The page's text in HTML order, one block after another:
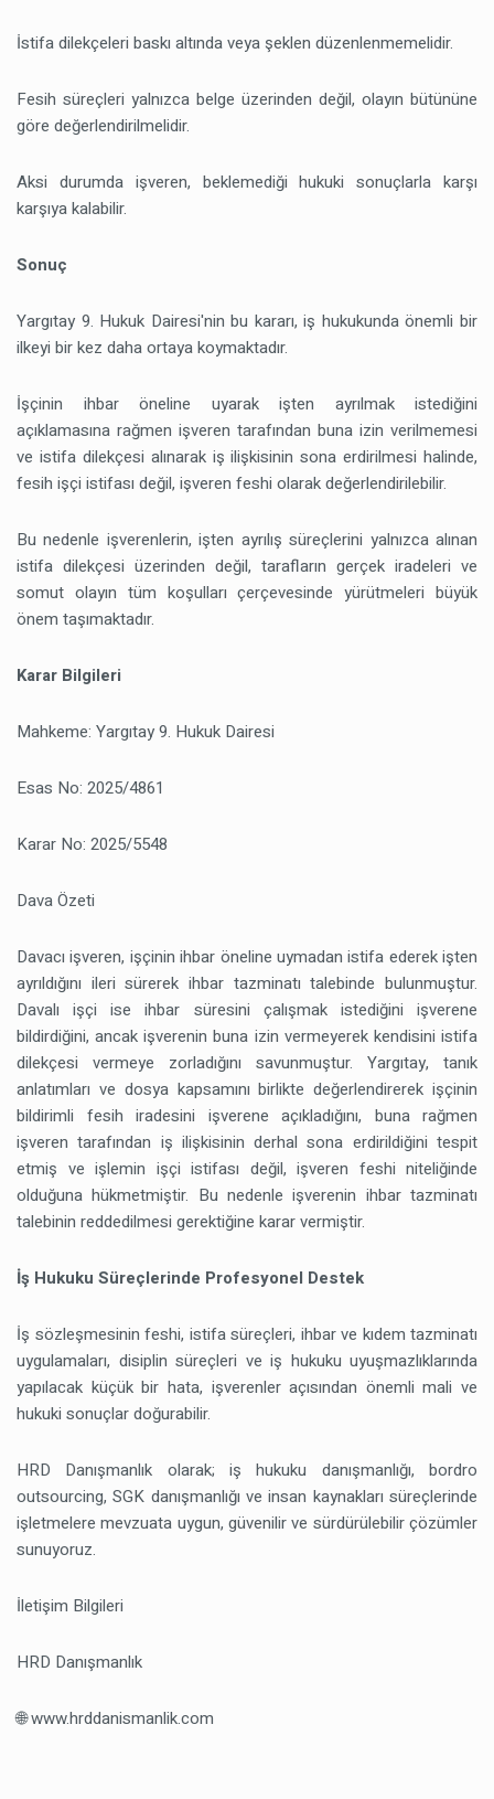
İstifa dilekçeleri baskı altında veya şeklen düzenlenmemelidir.
Fesih süreçleri yalnızca belge üzerinden değil, olayın bütününe
göre değerlendirilmelidir.
Aksi durumda işveren, beklemediği hukuki sonuçlarla karşı
karşıya kalabilir.
Sonuç
Yargıtay 9. Hukuk Dairesi'nin bu kararı, iş hukukunda önemli bir
ilkeyi bir kez daha ortaya koymaktadır.
İşçinin ihbar öneline uyarak işten ayrılmak istediğini
açıklamasına rağmen işveren tarafından buna izin verilmemesi
ve istifa dilekçesi alınarak iş ilişkisinin sona erdirilmesi halinde,
fesih işçi istifası değil, işveren feshi olarak değerlendirilebilir.
Bu nedenle işverenlerin, işten ayrılış süreçlerini yalnızca alınan
istifa dilekçesi üzerinden değil, tarafların gerçek iradeleri ve
somut olayın tüm koşulları çerçevesinde yürütmeleri büyük
önem taşımaktadır.
Karar Bilgileri
Mahkeme: Yargıtay 9. Hukuk Dairesi
Esas No: 2025/4861
Karar No: 2025/5548
Dava Özeti
Davacı işveren, işçinin ihbar öneline uymadan istifa ederek işten
ayrıldığını ileri sürerek ihbar tazminatı talebinde bulunmuştur.
Davalı işçi ise ihbar süresini çalışmak istediğini işverene
bildirdiğini, ancak işverenin buna izin vermeyerek kendisini istifa
dilekçesi vermeye zorladığını savunmuştur. Yargıtay, tanık
anlatımları ve dosya kapsamını birlikte değerlendirerek işçinin
bildirimli fesih iradesini işverene açıkladığını, buna rağmen
işveren tarafından iş ilişkisinin derhal sona erdirildiğini tespit
etmiş ve işlemin işçi istifası değil, işveren feshi niteliğinde
olduğuna hükmetmiştir. Bu nedenle işverenin ihbar tazminatı
talebinin reddedilmesi gerektiğine karar vermiştir.
İş Hukuku Süreçlerinde Profesyonel Destek
İş sözleşmesinin feshi, istifa süreçleri, ihbar ve kıdem tazminatı
uygulamaları, disiplin süreçleri ve iş hukuku uyuşmazlıklarında
yapılacak küçük bir hata, işverenler açısından önemli mali ve
hukuki sonuçlar doğurabilir.
HRD Danışmanlık olarak; iş hukuku danışmanlığı, bordro
outsourcing, SGK danışmanlığı ve insan kaynakları süreçlerinde
işletmelere mevzuata uygun, güvenilir ve sürdürülebilir çözümler
sunuyoruz.
İletişim Bilgileri
HRD Danışmanlık
🌐 www.hrddanismanlik.com⁠